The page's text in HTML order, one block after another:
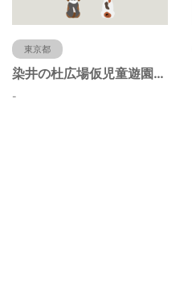
東京都
染井の杜広場仮児童遊園（東京都豊島区）
-